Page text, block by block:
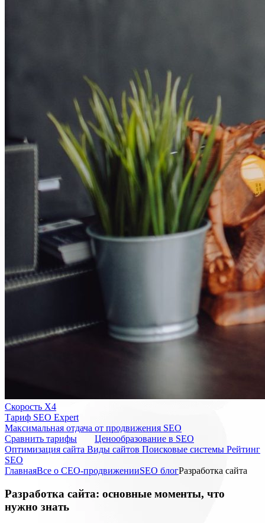
Скорость Х4
Тариф SEO Expert
Максимальная отдача от продвижения SEO
Cравнить тарифы
Ценообразование в SEO
Оптимизация сайта Виды сайтов Поисковые системы Рейтинг
SEO
ГлавнаяВсе о СЕО-продвиженииSEO блогРазработка сайта
Разработка сайта: основные моменты, что
нужно знать